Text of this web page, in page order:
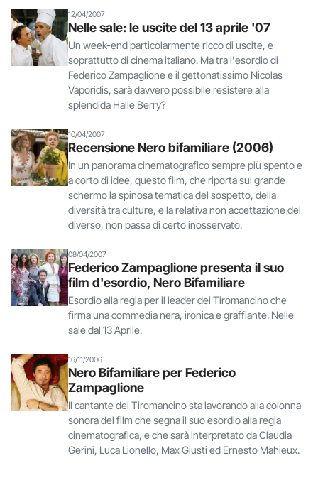
12/04/2007
Nelle sale: le uscite del 13 aprile '07
Un week-end particolarmente ricco di uscite, e
soprattutto di cinema italiano. Ma tra l'esordio di
Federico Zampaglione e il gettonatissimo Nicolas
Vaporidis, sarà davvero possibile resistere alla
splendida Halle Berry?
10/04/2007
Recensione Nero bifamiliare (2006)
In un panorama cinematografico sempre più spento e
a corto di idee, questo film, che riporta sul grande
schermo la spinosa tematica del sospetto, della
diversità tra culture, e la relativa non accettazione del
diverso, non passa di certo inosservato.
08/04/2007
Federico Zampaglione presenta il suo
film d'esordio, Nero Bifamiliare
Esordio alla regia per il leader dei Tiromancino che
firma una commedia nera, ironica e graffiante. Nelle
sale dal 13 Aprile.
16/11/2006
Nero Bifamiliare per Federico
Zampaglione
Il cantante dei Tiromancino sta lavorando alla colonna
sonora del film che segna il suo esordio alla regia
cinematografica, e che sarà interpretato da Claudia
Gerini, Luca Lionello, Max Giusti ed Ernesto Mahieux.